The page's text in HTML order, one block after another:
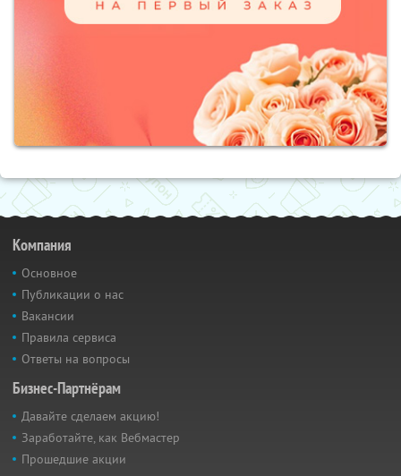
Компания
Основное
Публикации о нас
Вакансии
Правила сервиса
Ответы на вопросы
Бизнес-Партнёрам
Давайте сделаем акцию!
Заработайте, как Вебмастер
Прошедшие акции